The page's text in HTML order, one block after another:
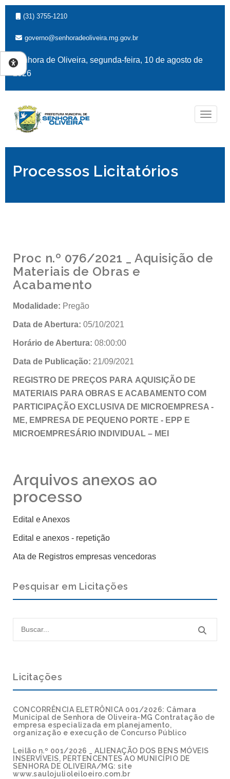
(31) 3755-1210
governo@senhoradeoliveira.mg.gov.br
Senhora de Oliveira, segunda-feira, 10 de agosto de
2026
Processos Licitatórios
Proc n.º 076/2021 _ Aquisição de
Materiais de Obras e
Acabamento
Modalidade: Pregão
Data de Abertura: 05/10/2021
Horário de Abertura: 08:00:00
Data de Publicação: 21/09/2021
REGISTRO DE PREÇOS PARA AQUISIÇÃO DE
MATERIAIS PARA OBRAS E ACABAMENTO COM
PARTICIPAÇÃO EXCLUSIVA DE MICROEMPRESA -
ME, EMPRESA DE PEQUENO PORTE - EPP E
MICROEMPRESÁRIO INDIVIDUAL – MEI
Arquivos anexos ao
processo
Edital e Anexos
Edital e anexos - repetição
Ata de Registros empresas vencedoras
Pesquisar em Licitações
Licitações
CONCORRÊNCIA ELETRÔNICA 001/2026: Câmara
Municipal de Senhora de Oliveira-MG Contratação de
empresa especializada em planejamento,
organização e execução de Concurso Público
Leilão n.º 001/2026 _ ALIENAÇÃO DOS BENS MÓVEIS
INSERVÍVEIS, PERTENCENTES AO MUNICÍPIO DE
SENHORA DE OLIVEIRA/MG: site
www.saulojulioleiloeiro.com.br